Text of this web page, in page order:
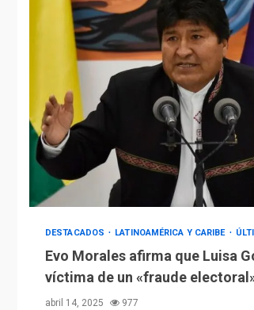
DESTACADOS LATINOAMÉRICA Y CARIBE
Evo Morales afirma que Luisa
víctima de un «fraude
abril 14, 2025 977